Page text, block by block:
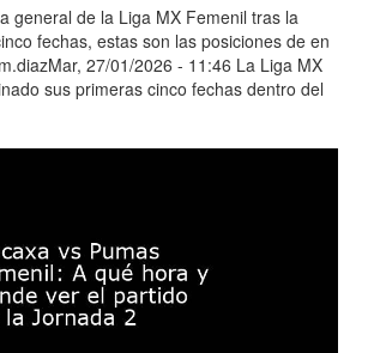
general de la Liga MX Femenil tras la
fechas, estas son las posiciones de en
27/01/2026 - 11:46 La Liga MX
sus primeras cinco fechas dentro del